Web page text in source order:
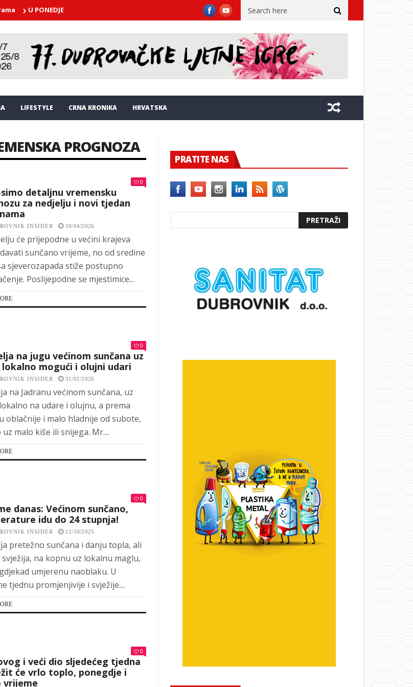
U PONEDJELJAK U atriju Kneževog dvora nastupa Dubrovački simfonijski orkestar Ekvinocijo ponovno stiže u Posat
LIFESTYLE CRNA KRONIKA HRVATSKA
PROGNOZA
0
detaljnu vremensku
za nedjelju i novi tjedan
INSIDER 19/04/2026
će prijepodne u većini krajeva
sunčano vrijeme, no od sredine
sjeverozapada stiže postupno
Poslijepodne se mjestimice...
0
na jugu većinom sunčana uz
lokalno mogući i olujni udari
INSIDER 31/01/2026
na Jadranu većinom sunčana, uz
na udare i olujnu, a prema
oblačnije i malo hladnije od subote,
malo kiše ili snijega. Mr....
0
danas: Većinom sunčano,
idu do 24 stupnja!
INSIDER 12/10/2025
pretežno sunčana i danju topla, ali
na kopnu uz lokalnu maglu,
umjerenu naoblaku. U
tjednu promjenjivije i svježije....
0
i veći dio sljedećeg tjedna
će vrlo toplo, ponegdje i
vrijeme
PRATITE NAS